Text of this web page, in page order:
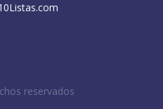
reservados